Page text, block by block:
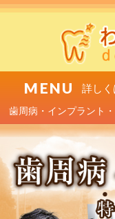
MENU
歯周病・インプラント